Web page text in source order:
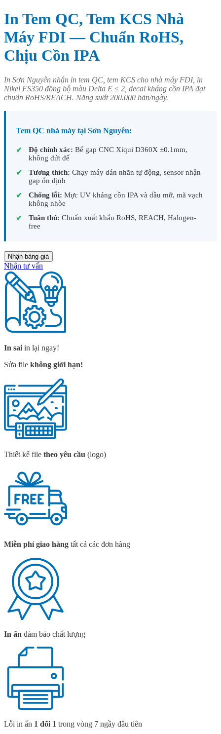
In Tem QC, Tem KCS Nhà
Máy FDI — Chuẩn RoHS,
Chịu Cồn IPA
In Sơn Nguyên nhận in tem QC, tem KCS cho nhà máy FDI, in
Nikel FS350 đồng bộ màu Delta E ≤ 2, decal kháng cồn IPA đạt
chuẩn RoHS/REACH. Năng suất 200.000 bản/ngày.
Tem QC nhà máy tại Sơn Nguyên:
✔ Độ chính xác: Bế gap CNC Xiqui D360X ±0.1mm,
không đứt đế
✔
Tương thích: Chạy máy dán nhãn tự động, sensor nhận
gap ổn định
✔
Chống lỗi: Mực UV kháng cồn IPA và dầu mỡ, mã vạch
không nhòe
✔
Tuân thủ: Chuẩn xuất khẩu RoHS, REACH, Halogen-
free
Nhận bảng giá
Nhận tư vấn
In sai in lại ngay!
Sửa file không giới hạn!
Thiết kế file theo yêu cầu (logo)
Miễn phí giao hàng tất cả các đơn hàng
In ấn đảm bảo chất lượng
Lỗi in ấn 1 đổi 1 trong vòng 7 ngầy đâu tiên